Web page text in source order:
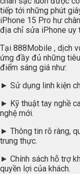
tiếp tới những phút
iPhone 15 Pro hư
địa chỉ sửa iPhone uy
Tại 888Mobile , dịch
ứng đầy đủ những
điểm sáng giá như:
► Sử dụng linh kiện
► Kỹ thuật tay nghề
nghệ mới.
► Thông tin rõ ràng,
trung thực.
► Chính sách hỗ trợ
quyền lợi của khách.